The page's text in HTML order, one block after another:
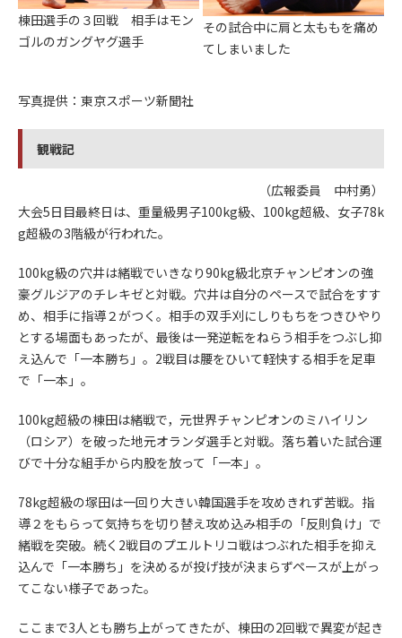
棟田選手の３回戦 相手はモン
ゴルのガングヤグ選手
その試合中に肩と太ももを痛め
てしまいました
写真提供：東京スポーツ新聞社
観戦記
（広報委員 中村勇）
大会5日目最終日は、重量級男子100kg級、100kg超級、女子78k
g超級の3階級が行われた。
100kg級の穴井は緒戦でいきなり90kg級北京チャンピオンの強
豪グルジアのチレキゼと対戦。穴井は自分のペースで試合をすす
め、相手に指導２がつく。相手の双手刈にしりもちをつきひやり
とする場面もあったが、最後は一発逆転をねらう相手をつぶし抑
え込んで「一本勝ち」。2戦目は腰をひいて軽快する相手を足車
で「一本」。
100kg超級の棟田は緒戦で，元世界チャンピオンのミハイリン
（ロシア）を破った地元オランダ選手と対戦。落ち着いた試合運
びで十分な組手から内股を放って「一本」。
78kg超級の塚田は一回り大きい韓国選手を攻めきれず苦戦。指
導２をもらって気持ちを切り替え攻め込み相手の「反則負け」で
緒戦を突破。続く2戦目のプエルトリコ戦はつぶれた相手を抑え
込んで「一本勝ち」を決めるが投げ技が決まらずペースが上がっ
てこない様子であった。
ここまで3人とも勝ち上がってきたが、棟田の2回戦で異変が起き